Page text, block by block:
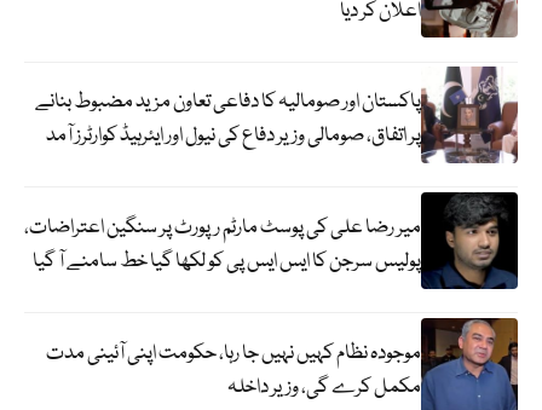
اعلان کر دیا
پاکستان اور صومالیہ کا دفاعی تعاون مزید مضبوط بنانے
پر اتفاق، صومالی وزیر دفاع کی نیول اور ایئرہیڈ کوارٹرز آمد
میر رضا علی کی پوسٹ مارٹم رپورٹ پر سنگین اعتراضات،
پولیس سرجن کا ایس ایس پی کو لکھا گیا خط سامنے آ گیا
موجودہ نظام کہیں نہیں جا رہا، حکومت اپنی آئینی مدت
مکمل کرے گی، وزیر داخلہ